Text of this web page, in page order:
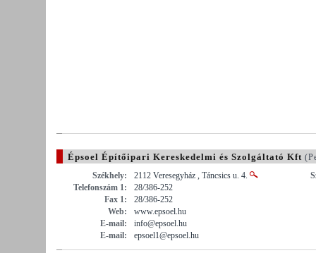
Épsoel Építőipari Kereskedelmi és Szolgáltató Kft
Székhely:
2112 Veresegyház , Táncsics u. 4.
Telefonszám 1:
28/386-252
Fax 1:
28/386-252
Web:
www.epsoel.hu
E-mail:
info@epsoel.hu
E-mail:
epsoel1@epsoel.hu